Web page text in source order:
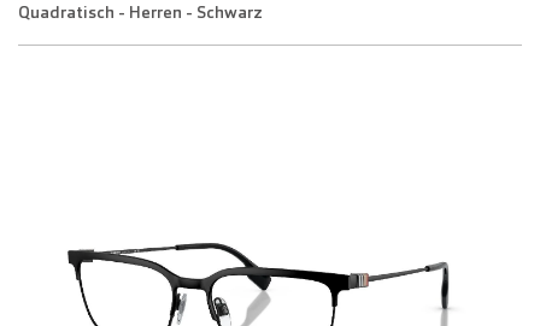
Quadratisch - Herren - Schwarz